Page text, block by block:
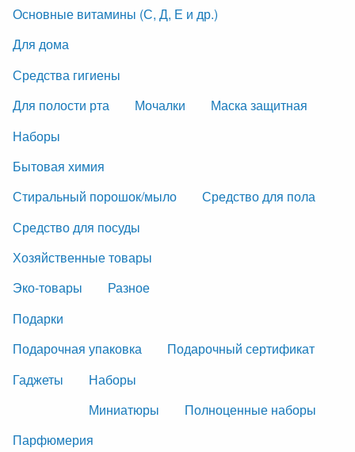
Основные витамины (С, Д, Е и др.)
Для дома
Средства гигиены
Для полости рта
Мочалки
Маска защитная
Наборы
Бытовая химия
Стиральный порошок/мыло
Средство для пола
Средство для посуды
Хозяйственные товары
Эко-товары
Разное
Подарки
Подарочная упаковка
Подарочный сертификат
Гаджеты
Наборы
Миниатюры
Полноценные наборы
Парфюмерия